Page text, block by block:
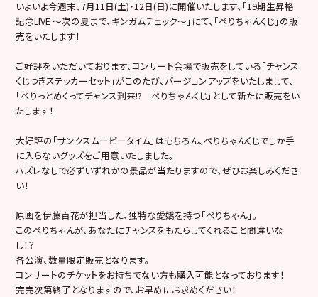
いよいよ今週末、7月11日(土)・12日(日)に開催いたします、「19期生昇格
記念LIVE ～次の夏まで、ギンガムチェック～」にて、「ぺりちゃんくじ」の販
売をいたします！
ご好評をいただいております、コンサート会場で販売をしている「チャンス
くじつきステッカーセット」がこのたび、バージョンアップをいたしまして、
「ぺりっとめくってチャンス到来!? ぺりちゃんくじ」として新たに販売をい
たします！
大好評の「サンクスムービータイム」はもちろん、ぺりちゃんくじでしか手
に入らないグッズをご用意いたしました。
ハズレなしで必ずいずれかの景品が当たりますので、ぜひお楽しみくださ
い！
原画を伊藤百花が担当した、独特な愛嬌を持つ「ぺりちゃん」。
このぺりちゃんが、あなたにチャンスをもたらしてくれること間違いな
し！？
各公演、数量限定販売となります。
コンサートのチケットをお持ちでない方も購入可能となっております！
完売次第終了となりますので、お早めにお求めください！